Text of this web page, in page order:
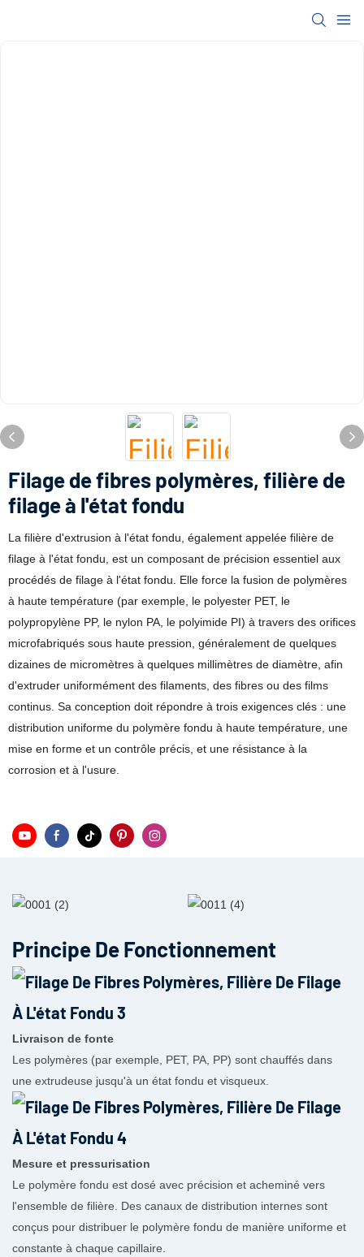
Filage de fibres polymères, filière de
filage à l'état fondu
La filière d'extrusion à l'état fondu, également appelée filière de
filage à l'état fondu, est un composant de précision essentiel aux
procédés de filage à l'état fondu. Elle force la fusion de polymères
à haute température (par exemple, le polyester PET, le
polypropylène PP, le nylon PA, le polyimide PI) à travers des orifices
microfabriqués sous haute pression, généralement de quelques
dizaines de micromètres à quelques millimètres de diamètre, afin
d'extruder uniformément des filaments, des fibres ou des films
continus. Sa conception doit répondre à trois exigences clés : une
distribution uniforme du polymère fondu à haute température, une
mise en forme et un contrôle précis, et une résistance à la
corrosion et à l'usure.
Principe De Fonctionnement
Livraison de fonte
Les polymères (par exemple, PET, PA, PP) sont chauffés dans
une extrudeuse jusqu'à un état fondu et visqueux.
Mesure et pressurisation
Le polymère fondu est dosé avec précision et acheminé vers
l'ensemble de filière. Des canaux de distribution internes sont
conçus pour distribuer le polymère fondu de manière uniforme et
constante à chaque capillaire.